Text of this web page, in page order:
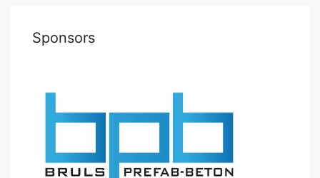
Sponsors